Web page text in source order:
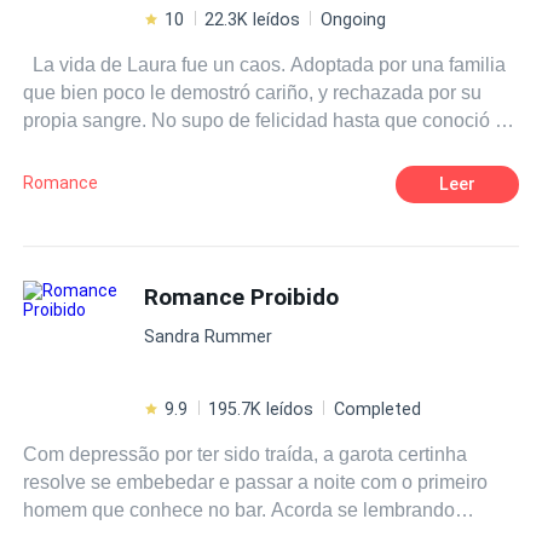
10 22.3K leídos Ongoing
que bien poco le demostró cariño, y rechazada por su
propia sangre. No supo de felicidad hasta que conoció a
aquellos sentimientos que nunca pensó experimentar.
Sin embargo, los secretos son capaces de destruir lo que
Romance Leer
Romance Proibido
Sandra Rummer
9.9 195.7K leídos Completed
Com depressão por ter sido traída, a garota certinha
resolve se embebedar e passar a noite com o primeiro
homem que conhece no bar. Acorda se lembrando